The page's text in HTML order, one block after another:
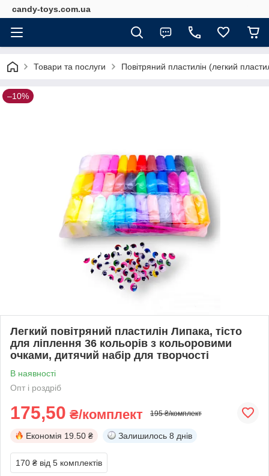
candy-toys.com.ua
Товари та послуги Повітряний пластилін (легкий
–10%
Легкий повітряний пластилін Липака, тісто
для ліплення 36 кольорів з кольоровими
очками, дитячий набір для творчості
В наявності
Опт і роздріб
175,50 ₴/комплект 195 ₴/комплект
Економія 19.50 ₴ Залишилось 8 днів
170 ₴ від 5 комплектів